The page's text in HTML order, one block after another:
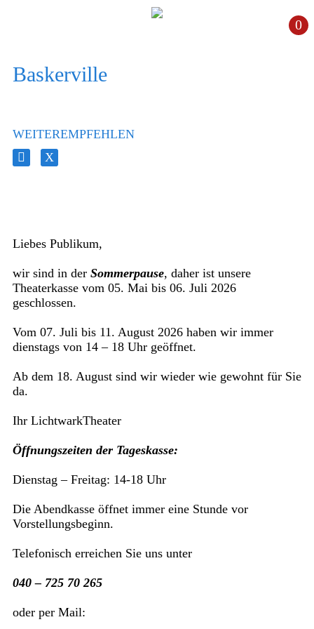
0
Baskerville
WEITEREMPFEHLEN
Liebes Publikum,
wir sind in derSommerpause, daher ist unsere
Theaterkasse vom 05. Mai bis 06. Juli 2026
geschlossen.
Vom 07. Juli bis 11. August 2026 haben wir immer
dienstags von 14 – 18 Uhr geöffnet.
Ab dem 18. August sind wir wieder wie gewohnt für Sie
da.
Ihr LichtwarkTheater
Öffnungszeiten der Tageskasse:
Dienstag – Freitag: 14-18 Uhr
Die Abendkasse öffnet immer eine Stunde vor
Vorstellungsbeginn.
Telefonisch erreichen Sie uns unter
040 – 725 70 265
oder per Mail: